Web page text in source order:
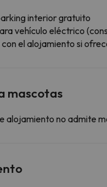
interior gratuito
vehículo eléctrico
el alojamiento si
mascotas
alojamiento no admite